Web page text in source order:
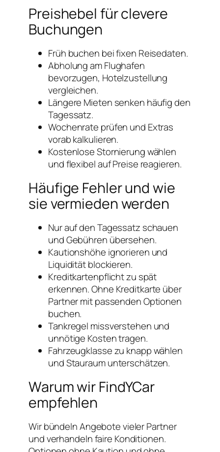
Preishebel für clevere
Buchungen
Früh buchen bei fixen Reisedaten.
Abholung am Flughafen
bevorzugen, Hotelzustellung
vergleichen.
Längere Mieten senken häufig den
Tagessatz.
Wochenrate prüfen und Extras
vorab kalkulieren.
Kostenlose Stornierung wählen
und flexibel auf Preise reagieren.
Häufige Fehler und wie
sie vermieden werden
Nur auf den Tagessatz schauen
und Gebühren übersehen.
Kautionshöhe ignorieren und
Liquidität blockieren.
Kreditkartenpflicht zu spät
erkennen. Ohne Kreditkarte über
Partner mit passenden Optionen
buchen.
Tankregel missverstehen und
unnötige Kosten tragen.
Fahrzeugklasse zu knapp wählen
und Stauraum unterschätzen.
Warum wir FindYCar
empfehlen
Wir bündeln Angebote vieler Partner
und verhandeln faire Konditionen.